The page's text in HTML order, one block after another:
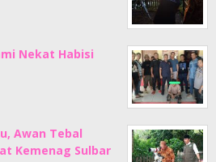
Nekat Habisi
Awan Tebal
Kemenag Sulbar